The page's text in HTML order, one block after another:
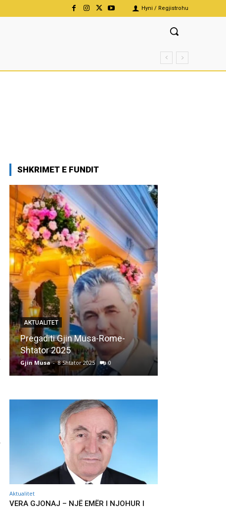
Hyni / Regjistrohu
SHKRIMET E FUNDIT
AKTUALITET
Pregaditi Gjin Musa-Rome-
Shtator 2025
Gjin Musa - 8 Shtator 2025 0
Aktualitet
VERA GJONAJ – NJË EMËR I NJOHUR I